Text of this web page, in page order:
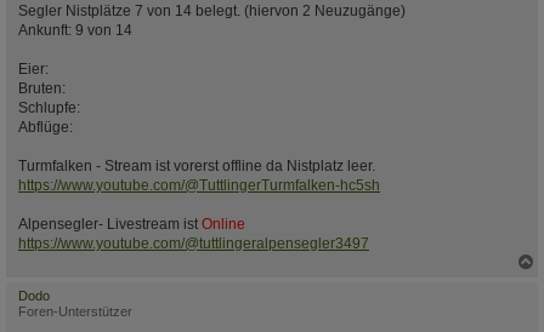
Segler Nistplätze 7 von 14 belegt. (hiervon 2 Neuzugänge)
Ankunft: 9 von 14
Eier:
Bruten:
Schlupfe:
Abflüge:
Turmfalken - Stream ist vorerst offline da Nistplatz leer.
https://www.youtube.com/@TuttlingerTurmfalken-hc5sh
Alpensegler- Livestream ist Online
https://www.youtube.com/@tuttlingeralpensegler3497
Dodo
Foren-Unterstützer